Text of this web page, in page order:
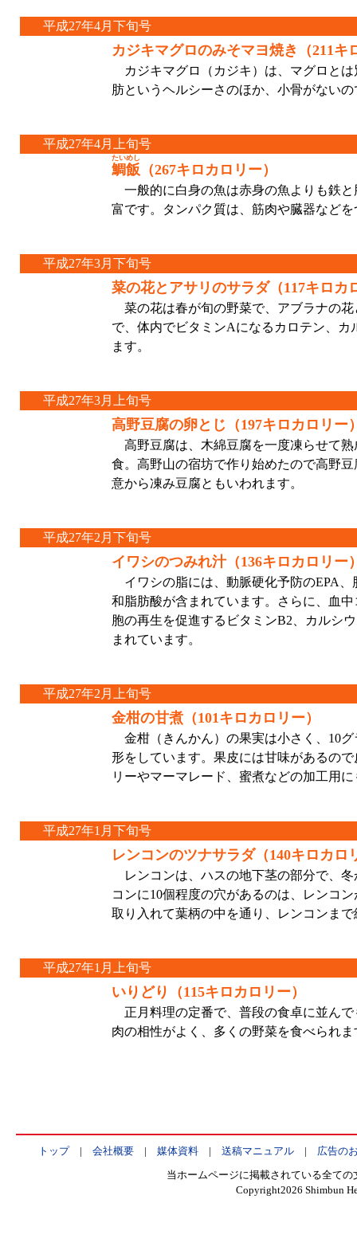
平成27年4月下旬号
カジキマグロのみそマヨ焼き（211キ
カジキマグロ（カジキ）は、マグロと
肪というヘルシーさのほか、小骨がない
平成27年4月上旬号
鯛飯
たいめし
（267キロカロリー）
一般的に白身の魚は赤身の魚よりも鉄
富です。タンパク質は、筋肉や臓器など
平成27年3月下旬号
菜の花とアサリのサラダ（117キロカ
菜の花は春が旬の野菜で、アブラナの
で、体内でビタミンAになるカロテン、
ます。
平成27年3月上旬号
高野豆腐の卵とじ（197キロカロリー
高野豆腐は、木綿豆腐を一度凍らせて
食。高野山の宿坊で作り始めたので高野
意から凍み豆腐ともいわれます。
平成27年2月下旬号
イワシのつみれ汁（136キロカロリー
イワシの脂には、動脈硬化予防のEPA
和脂肪酸が含まれています。さらに、血
胞の再生を促進するビタミンB2、カルシ
まれています。
平成27年2月上旬号
金柑の甘煮（101キロカロリー）
金柑（きんかん）の果実は小さく、10
形をしています。果皮には甘味があるの
リーやマーマレード、蜜煮などの加工用
平成27年1月下旬号
レンコンのツナサラダ（140キロカロ
レンコンは、ハスの地下茎の部分で、
コンに10個程度の穴があるのは、レンコ
取り入れて葉柄の中を通り、レンコンま
平成27年1月上旬号
いりどり（115キロカロリー）
正月料理の定番で、普段の食卓に並ん
肉の相性がよく、多くの野菜を食べられま
トップ| 会社概要| 媒体資料| 送稿マニュアル| 広告の
当ホームページに掲載されている全て
Copyright2026 Shimbun